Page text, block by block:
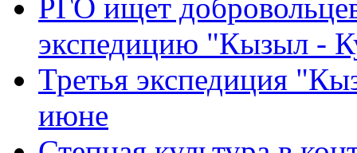
РГО ищет
экспедицию "Кызыл -
Третья экспедиция
июне